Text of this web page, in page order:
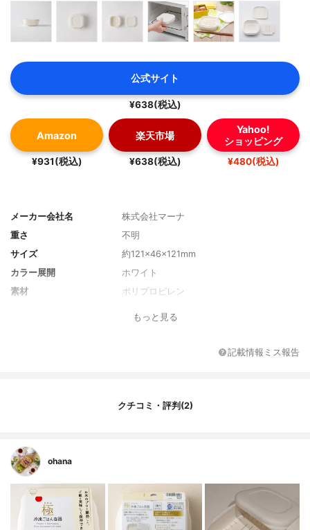
公式サイト
¥638(税込)
Amazon
¥931(税込)
楽天市場
¥638(税込)
Yahoo!
ショッピング
¥480(税込)
メーカー会社名
株式会社マーナ
重さ
不明
サイズ
約121×46×121mm
カラー展開
ホワイト
素材
ポリプロピレン
もっと見る
記載情報ミス報告
クチコミ・評判(2)
ohana